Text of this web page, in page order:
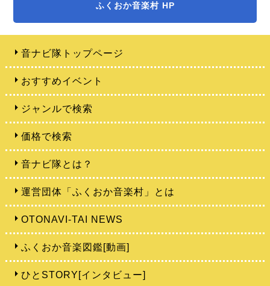
ふくおか音楽村 HP
音ナビ隊トップページ
おすすめイベント
ジャンルで検索
価格で検索
音ナビ隊とは？
運営団体「ふくおか音楽村」とは
OTONAVI-TAI NEWS
ふくおか音楽図鑑[動画]
ひとSTORY[インタビュー]